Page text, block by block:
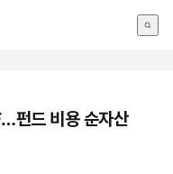
펀드 비용 순자산